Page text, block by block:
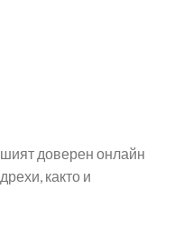
доверен онлайн
както и